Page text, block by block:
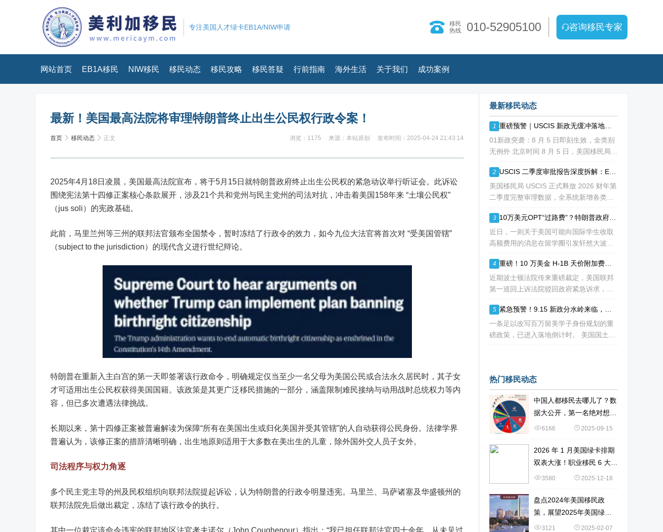
专注美国人才绿卡EB1A/NIW申请
移民
热线
010-52905100 咨询移民专家
网站首页 EB1A移民 NIW移民 移民动态 移民攻略 移民答疑 行前指南 海外生活 关于我们 成功案例
最新！美国最高法院将审理特朗普终止出生公民权行政令案！
首页 移民动态 正文 浏览：1175 来源：本站原创 发布时间：2025-04-24 21:43:14
2025年4月18日凌晨，美国最高法院宣布，将于5月15日就特朗普政府终止出生公民权的紧急动议举行听证会。此诉讼
围绕宪法第十四修正案核心条款展开，涉及21个共和党州与民主党州的司法对抗，冲击着美国158年来 “土壤公民权”
（jus soli）的宪政基础。
此前，马里兰州等三州的联邦法官颁布全国禁令，暂时冻结了行政令的效力，如今九位大法官将首次对 “受美国管辖”
（subject to the jurisdiction）的现代含义进行世纪辩论。
特朗普在重新入主白宫的第一天即签署该行政命令，明确规定仅当至少一名父母为美国公民或合法永久居民时，其子女
才可适用出生公民权获得美国国籍。该政策是其更广泛移民措施的一部分，涵盖限制难民接纳与动用战时总统权力等内
容，但已多次遭遇法律挑战。
长期以来，第十四修正案被普遍解读为保障“所有在美国出生或归化美国并受其管辖”的人自动获得公民身份。法律学界
普遍认为，该修正案的措辞清晰明确，出生地原则适用于大多数在美出生的儿童，除外国外交人员子女外。
司法程序与权力角逐
多个民主党主导的州及民权组织向联邦法院提起诉讼，认为特朗普的行政令明显违宪。马里兰、马萨诸塞及华盛顿州的
联邦法院先后做出裁定，冻结了该行政令的执行。
其中一位裁定该命令违宪的联邦地区法官考夫诺尔（John Coughenour）指出：“我已担任联邦法官四十余年，从未见过
最新移民动态
1
01新政突袭：8 月 5 日即刻生效，全类别
无例外 北京时间 8 月 5 日，美国移民局
05，彻底改写移民申请审理规则： 移民官
拥
2
美国移民局 USCIS 正式释放 2026 财年第
二季度完整审理数据，全系统新增各类移
整体待审积压总量已冲破 1200 万大关。
海
3
近日，一则关于美国可能向国际学生收取
高额费用的消息在留学圈引发轩然大波。
朗普政府正在讨论一项针对国际学生毕业
后工作许可（OPT）的新方案，其中可能
包括高达10万美元
4
近期波士顿法院传来重磅裁定，美国联邦
第一巡回上诉法院驳回政府紧急诉求，此
费，再次被司法禁令冻结。 不少海外技
术人才看到消息稍感宽慰，但
5
一条足以改写百万留美学子身份规划的重
磅政策，已进入落地倒计时。 美国国土安
热门移民动态
中国人都移民去哪儿了？数
据大公开，第一名绝对想不
到6166 2025-09-15
2026 年 1 月美国绿卡排期
双表大涨！职业移民 6 大新
变化 + 申请策略
3580 2025-12-18
盘点2024年美国移民政
策，展望2025年美国绿卡
获取难度！
3121 2025-02-07